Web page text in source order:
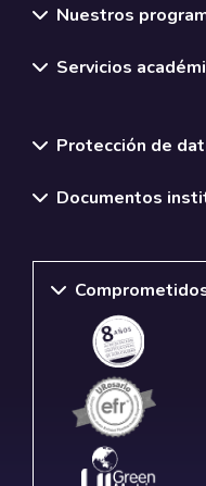
Nuestros
Servicios
Protección de
Documentos